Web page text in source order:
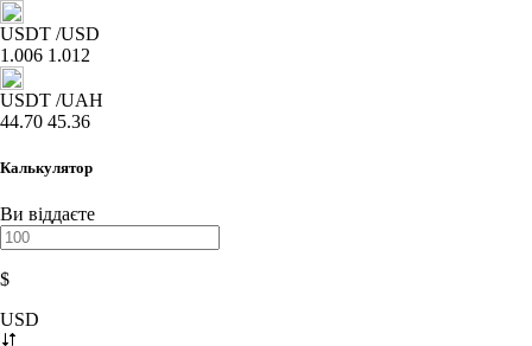
USDT /USD
1.006 1.012
USDT /UAH
44.70 45.36
Калькулятор
Ви віддаєте
$
USD